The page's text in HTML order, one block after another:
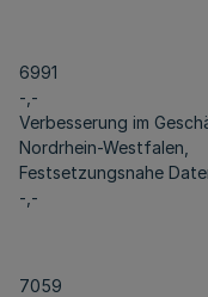
6991
-,-
Verbesserung im
Nordrhein-Westfalen,
Festsetzungsnahe
-,-
7059